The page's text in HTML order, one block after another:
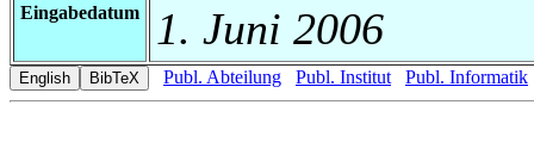
Eingabedatum 1. Juni 2006
Publ. Abteilung Publ. Institut Publ. Informatik